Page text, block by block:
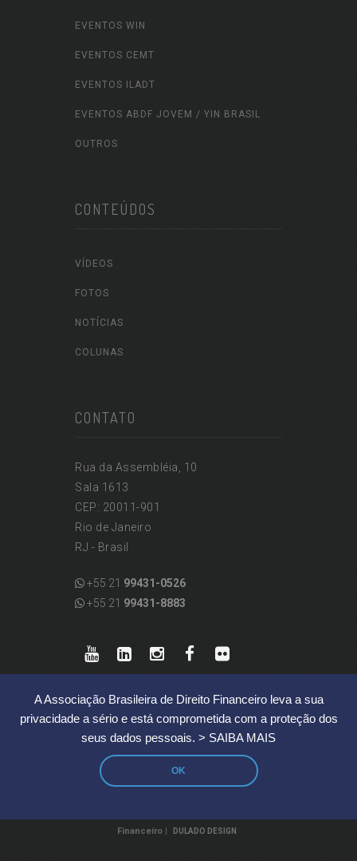
A Associação Brasileira de Direito Financeiro leva a sua
privacidade a sério e está comprometida com a proteção dos
seus dados pessoais. > SAIBA MAIS
OK
EVENTOS WIN
EVENTOS CEMT
EVENTOS ILADT
EVENTOS ABDF JOVEM / YIN BRASIL
OUTROS
CONTEÚDOS
VÍDEOS
FOTOS
NOTÍCIAS
COLUNAS
CONTATO
Rua da Assembléia, 10
Sala 1613
CEP: 20011-901
Rio de Janeiro
RJ - Brasil
+55 21 99431-0526
+55 21 99431-8883
REGRAS DE PROTEÇÃO DE DADOS PESSOAIS
Financeiro | DULADO DESIGN